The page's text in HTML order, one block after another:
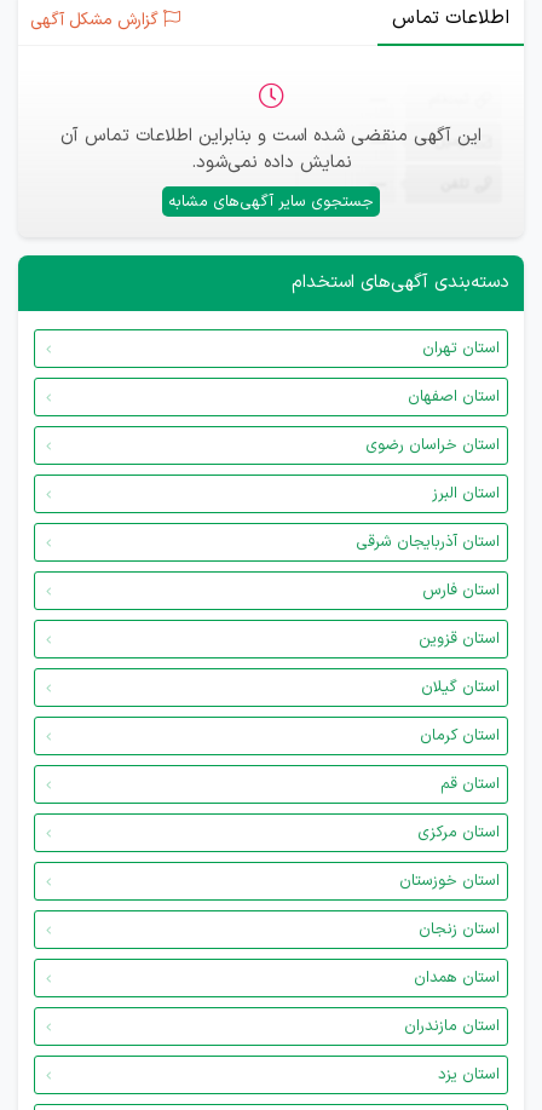
اطلاعات تماس گزارش مشکل آگهی
این آگهی منقضی شده است و بنابراین اطلاعات تماس آن
نمایش داده نمی‌شود.
جستجوی سایر آگهی‌های مشابه
ایمیل —
—
دسته‌بندی آگهی‌های استخدام
استان تهران
استان اصفهان
استان خراسان رضوی
استان البرز
استان آذربایجان شرقی
استان فارس
استان قزوین
استان گیلان
استان کرمان
استان قم
استان مرکزی
استان خوزستان
استان زنجان
استان همدان
استان مازندران
استان یزد